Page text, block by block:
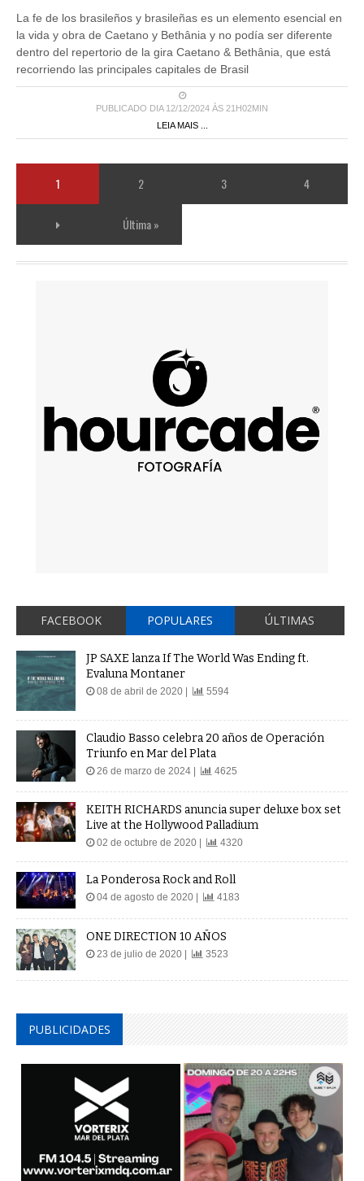
La fe de los brasileños y brasileñas es un elemento esencial en
la vida y obra de Caetano y Bethânia y no podía ser diferente
dentro del repertorio de la gira Caetano & Bethânia, que está
recorriendo las principales capitales de Brasil
PUBLICADO DIA 12/12/2024 ÀS 21H02MIN
LEIA MAIS ...
1 2 3 4
Última »
FACEBOOK POPULARES ÚLTIMAS
JP SAXE lanza If The World Was Ending ft.
Evaluna Montaner
08 de abril de 2020 | 5594
Claudio Basso celebra 20 años de Operación
Triunfo en Mar del Plata
26 de marzo de 2024 | 4625
KEITH RICHARDS anuncia super deluxe box set
Live at the Hollywood Palladium
02 de octubre de 2020 | 4320
La Ponderosa Rock and Roll
04 de agosto de 2020 | 4183
ONE DIRECTION 10 AÑOS
23 de julio de 2020 | 3523
PUBLICIDADES